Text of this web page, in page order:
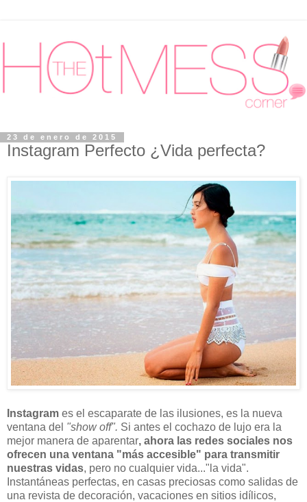
23 de enero de 2015
Instagram Perfecto ¿Vida perfecta?
Instagram es el escaparate de las ilusiones, es la nueva
ventana del "show off". Si antes el cochazo de lujo era la
mejor manera de aparentar, ahora las redes sociales nos
ofrecen una ventana "más accesible" para transmitir
nuestras vidas, pero no cualquier vida..."la vida".
Instantáneas perfectas, en casas preciosas como salidas de
una revista de decoración, vacaciones en sitios idílicos,